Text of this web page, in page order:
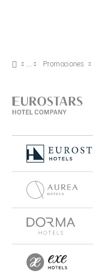
Promociones